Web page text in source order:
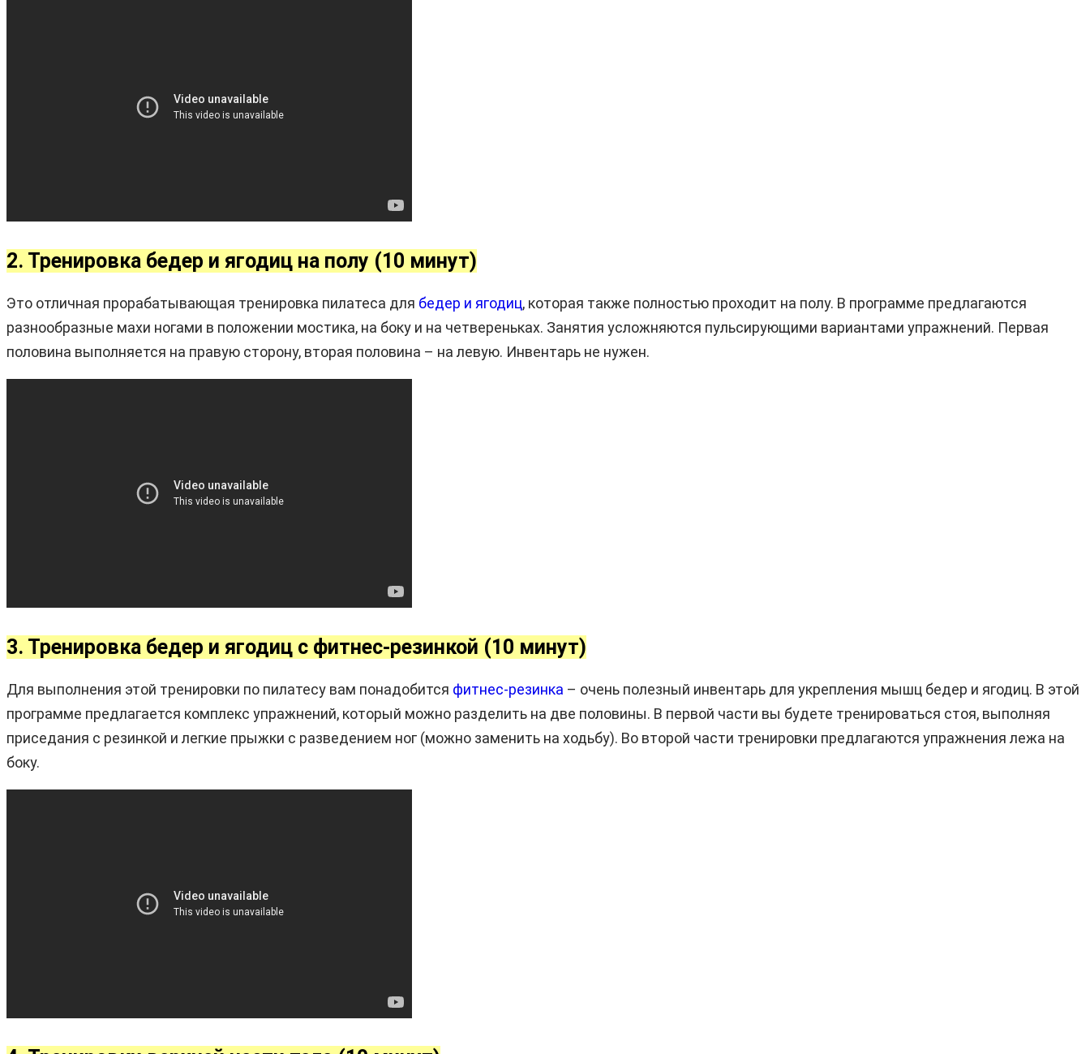
2. Тренировка бедер и ягодиц на полу (10 минут)
Это отличная прорабатывающая тренировка пилатеса для бедер и ягодиц, которая также полностью проходит на полу. В программе предлагаются
разнообразные махи ногами в положении мостика, на боку и на четвереньках. Занятия усложняются пульсирующими вариантами упражнений. Первая
половина выполняется на правую сторону, вторая половина – на левую. Инвентарь не нужен.
3. Тренировка бедер и ягодиц с фитнес-резинкой (10 минут)
Для выполнения этой тренировки по пилатесу вам понадобится фитнес-резинка – очень полезный инвентарь для укрепления мышц бедер и ягодиц. В этой
программе предлагается комплекс упражнений, который можно разделить на две половины. В первой части вы будете тренироваться стоя, выполняя
приседания с резинкой и легкие прыжки с разведением ног (можно заменить на ходьбу). Во второй части тренировки предлагаются упражнения лежа на
боку.